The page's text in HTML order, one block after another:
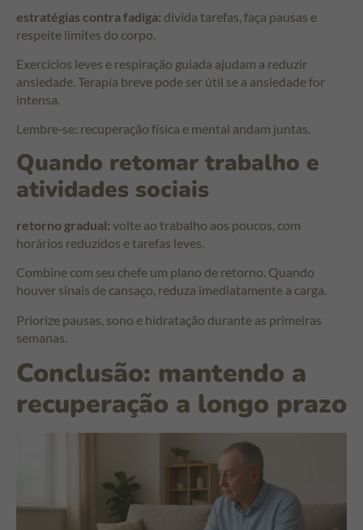
estratégias contra fadiga: divida tarefas, faça pausas e
respeite limites do corpo.
Exercícios leves e respiração guiada ajudam a reduzir
ansiedade. Terapia breve pode ser útil se a ansiedade for
intensa.
Lembre‑se: recuperação física e mental andam juntas.
Quando retomar trabalho e
atividades sociais
retorno gradual: volte ao trabalho aos poucos, com
horários reduzidos e tarefas leves.
Combine com seu chefe um plano de retorno. Quando
houver sinais de cansaço, reduza imediatamente a carga.
Priorize pausas, sono e hidratação durante as primeiras
semanas.
Conclusão: mantendo a
recuperação a longo prazo